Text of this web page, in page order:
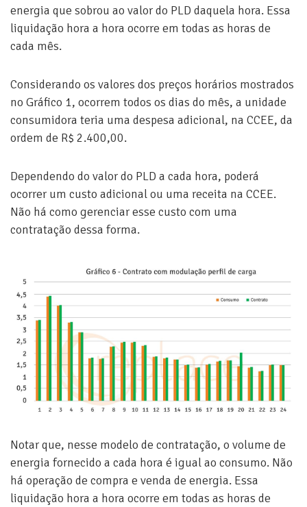
energia que sobrou ao valor do PLD daquela hora. Essa
liquidação hora a hora ocorre em todas as horas de
cada mês.
Considerando os valores dos preços horários mostrados
no Gráfico 1, ocorrem todos os dias do mês, a unidade
consumidora teria uma despesa adicional, na CCEE, da
ordem de R$ 2.400,00.
Dependendo do valor do PLD a cada hora, poderá
ocorrer um custo adicional ou uma receita na CCEE.
Não há como gerenciar esse custo com uma
contratação dessa forma.
Notar que, nesse modelo de contratação, o volume de
energia fornecido a cada hora é igual ao consumo. Não
há operação de compra e venda de energia. Essa
liquidação hora a hora ocorre em todas as horas de